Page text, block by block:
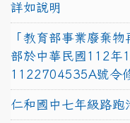
詳如說明
「教育部事業廢棄
部於中華民國112年
1122704535A號令
仁和國中七年級路跑